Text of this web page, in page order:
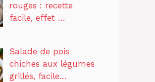
rouges : recette
facile, effet …
Salade de pois
chiches aux légumes
grillés, facile…